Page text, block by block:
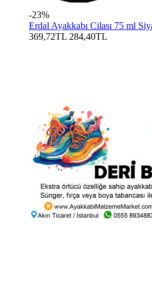
-23%
Erdal Ayakkabı Cilası 75 ml
369,72TL 284,40TL